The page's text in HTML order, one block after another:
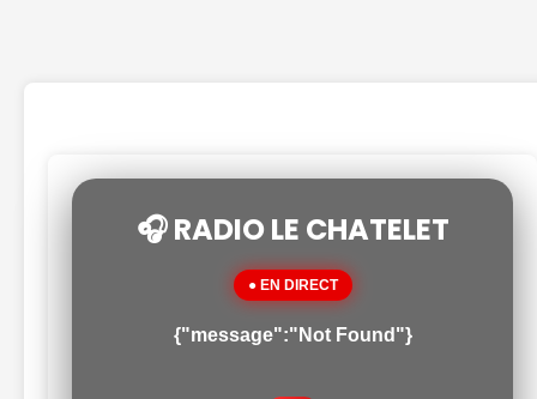
🎧 RADIO LE CHATELET
● EN DIRECT
{"message":"Not Found"}